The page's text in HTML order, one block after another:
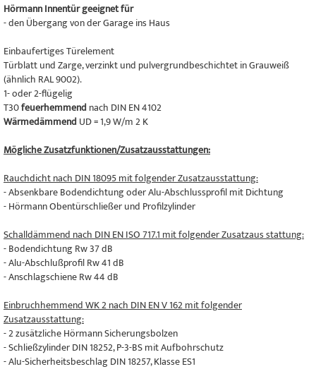
Hörmann Innentür geeignet für
- den Übergang von der Garage ins Haus
Einbaufertiges Türelement
Türblatt und Zarge, verzinkt und pulvergrundbeschichtet in Grauweiß
(ähnlich RAL 9002).
1- oder 2-flügelig
T30feuerhemmend nach DIN EN 4102
Wärmedämmend UD = 1,9 W/m 2 K
Mögliche Zusatzfunktionen/Zusatzausstattungen:
Rauchdicht nach DIN 18095 mit folgender Zusatzausstattung:
- Absenkbare Bodendichtung oder Alu-Abschlussprofil mit Dichtung
- Hörmann Obentürschließer und Profilzylinder
Schalldämmend nach DIN EN ISO 717.1 mit folgender Zusatzaus stattung:
- Bodendichtung Rw 37 dB
- Alu-Abschlußprofil Rw 41 dB
- Anschlagschiene Rw 44 dB
Einbruchhemmend WK 2 nach DIN EN V 162 mit folgender
Zusatzausstattung:
- 2 zusätzliche Hörmann Sicherungsbolzen
- Schließzylinder DIN 18252, P-3-BS mit Aufbohrschutz
- Alu-Sicherheitsbeschlag DIN 18257, Klasse ES1